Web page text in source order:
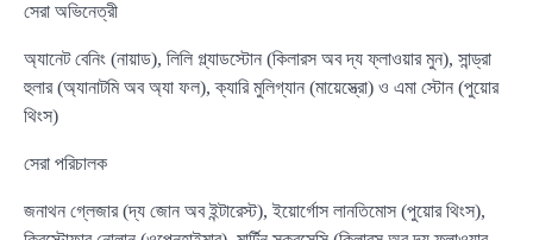
সেরা অভিনেত্রী
অ্যানেট বেনিং (নায়াড), লিলি গ্ল্যাডস্টোন (কিলারস অব দ্য ফ্লাওয়ার মুন), সান্ড্রা
হুলার (অ্যানাটমি অব অ্যা ফল), ক্যারি মুলিগ্যান (মায়েস্ত্রো) ও এমা স্টোন (পুয়োর
থিংস)
সেরা পরিচালক
জনাথন গ্লেজার (দ্য জোন অব ইন্টারেস্ট), ইয়োর্গোস লানতিমোস (পুয়োর থিংস),